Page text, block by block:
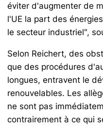
éviter d'augmenter de
l'UE la part des
le secteur industriel",
Selon Reichert, des
que des procédures
longues, entravent le
renouvelables. Les
ne sont pas
contrairement à ce qui